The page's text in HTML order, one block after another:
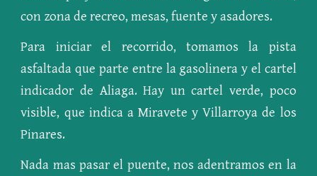
con zona de recreo, mesas, fuente y asadores.
Para iniciar el recorrido, tomamos la pista
asfaltada que parte entre la gasolinera y el cartel
indicador de Aliaga. Hay un cartel verde, poco
visible, que indica a Miravete y Villarroya de los
Pinares.
Nada mas pasar el puente, nos adentramos en la